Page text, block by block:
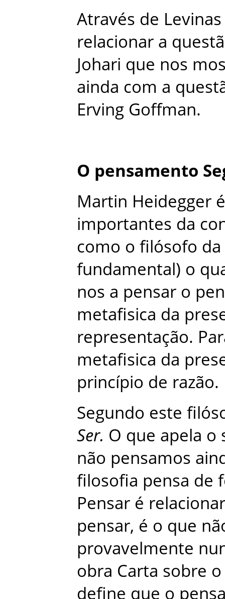
Através de Levinas
relacionar a
Johari que nos
ainda com a
Erving Goffman.
O pensamento
Martin Heidegger é
importantes da
como o filósofo da
fundamental) o
nos a pensar o
metafisica da
representação.
metafisica da
princípio de razão.
Segundo este
Ser. O que apela o
não pensamos
filosofia pensa de
Pensar é
pensar, é o que
provavelmente
obra Carta sobre o
define que o